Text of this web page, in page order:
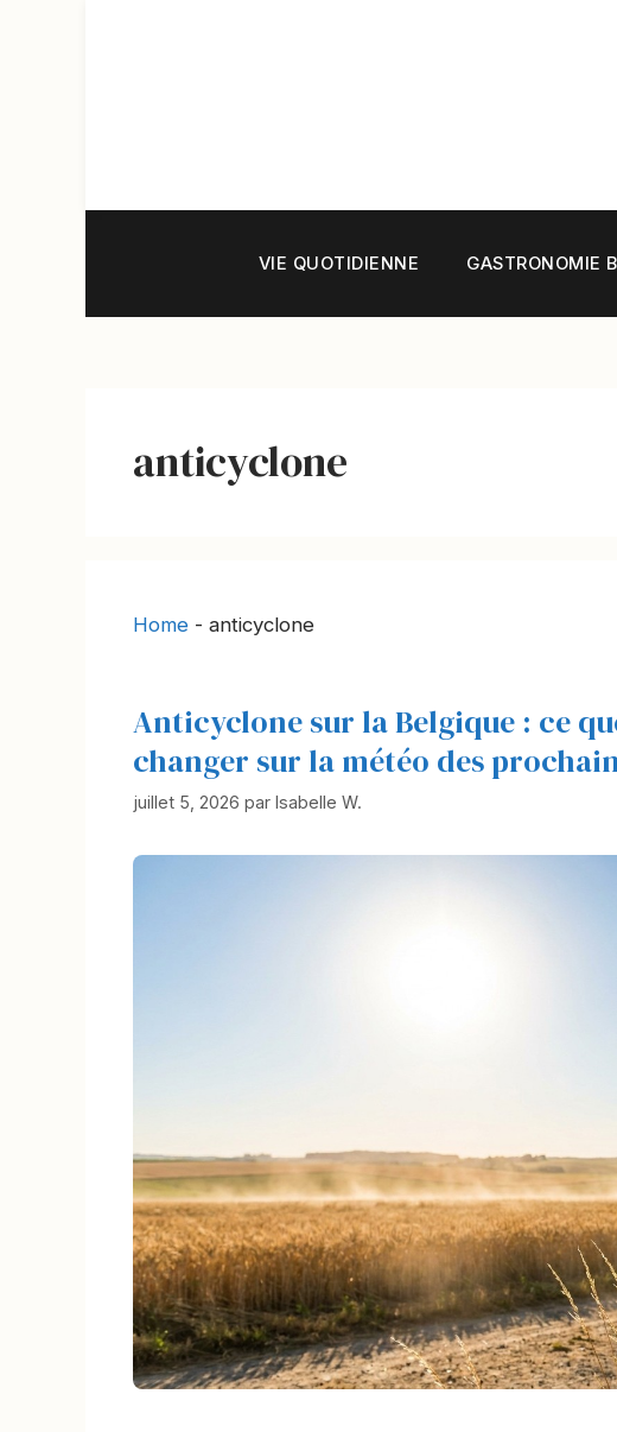
VIE QUOTIDIENNE GASTRONOMIE
anticyclone
Home - anticyclone
Anticyclone sur la Belgique : ce
changer sur la météo des
juillet 5, 2026 par Isabelle W.